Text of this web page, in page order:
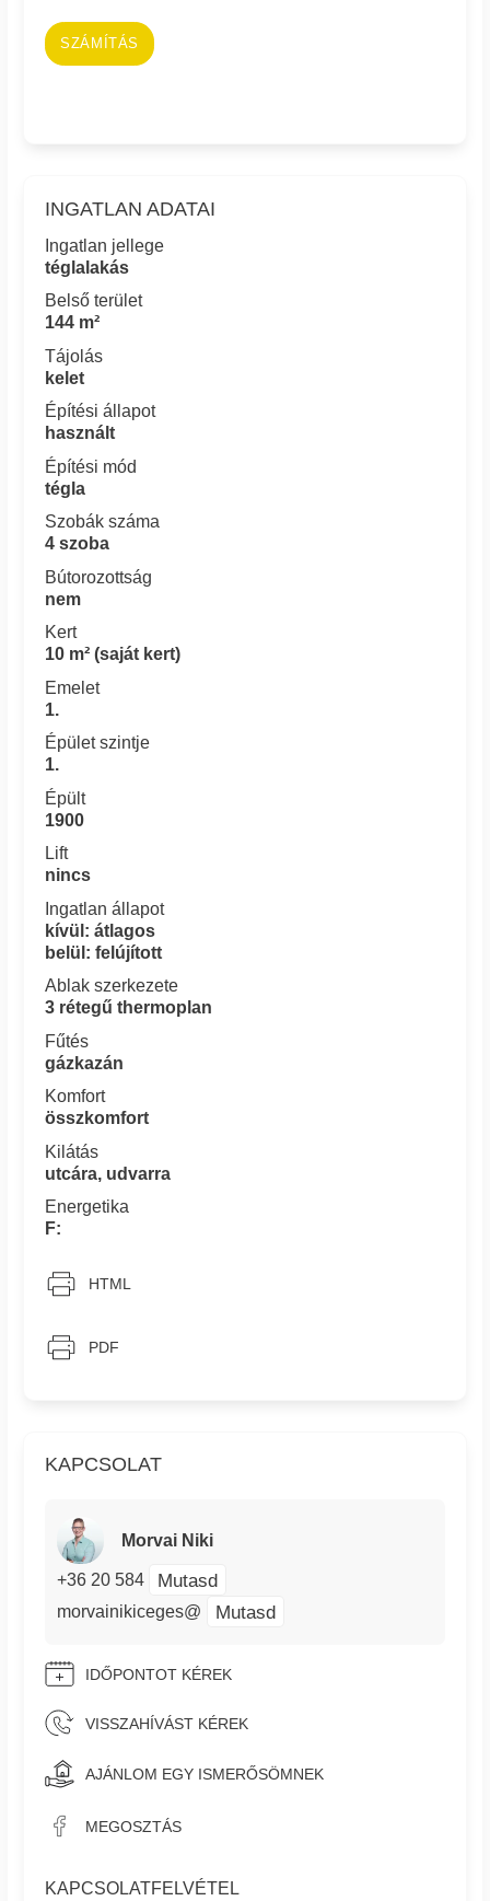
SZÁMÍTÁS
KAPCSOLAT
Morvai Niki
+36 20 584 Mutasd
morvainikiceges@ Mutasd
IDŐPONTOT KÉREK
VISSZAHÍVÁST KÉREK
AJÁNLOM EGY ISMERŐSÖMNEK
MEGOSZTÁS
KAPCSOLATFELVÉTEL
INGATLAN ADATAI
Ingatlan jellege
téglalakás
Belső terület
144 m²
Tájolás
kelet
Építési állapot
használt
Építési mód
tégla
Szobák száma
4 szoba
Bútorozottság
nem
Kert
10 m² (saját kert)
Emelet
1.
Épület szintje
1.
Épült
1900
Lift
nincs
Ingatlan állapot
kívül: átlagos
belül: felújított
Ablak szerkezete
3 rétegű thermoplan
Fűtés
gázkazán
Komfort
összkomfort
Kilátás
utcára, udvarra
Energetika
F:
HTML
PDF